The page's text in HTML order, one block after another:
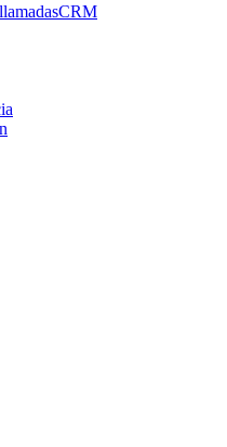
CRM